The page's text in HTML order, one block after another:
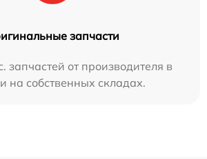
запчасти
запчастей от производителя в
на собственных складах.